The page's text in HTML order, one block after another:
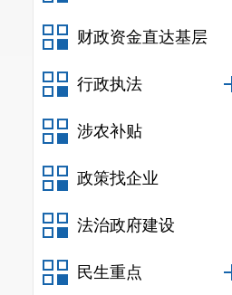
财政资金直达基层
行政执法
涉农补贴
政策找企业
法治政府建设
民生重点